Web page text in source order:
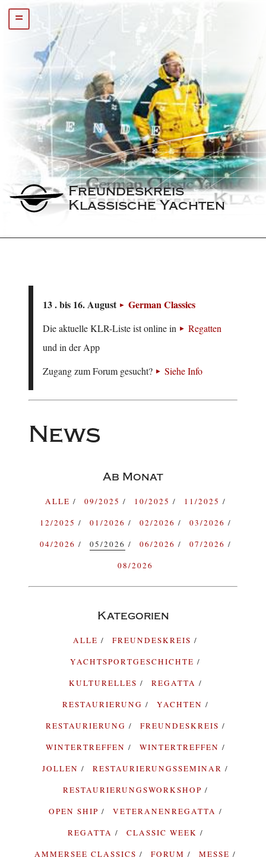
=
Freundeskreis
Klassische Yachten
13 . bis 16. August German Classics
Die aktuelle KLR-Liste ist online in
Regatten
und in der App
Zugang zum Forum gesucht?
Siehe Info
News
Ab Monat
ALLE 09/2025 10/2025
11/2025
12/2025
01/2026 02/2026
03/2026
04/2026
05/2026 06/2026
07/2026
08/2026
Kategorien
ALLE
FREUNDESKREIS
YACHTSPORTGESCHICHTE
KULTURELLES
REGATTA
RESTAURIERUNG
YACHTEN
RESTAURIERUNG
FREUNDESKREIS
WINTERTREFFEN
WINTERTREFFEN
JOLLEN
RESTAURIERUNGSSEMINAR
RESTAURIERUNGSWORKSHOP
OPEN SHIP
VETERANENREGATTA
REGATTA
CLASSIC WEEK
AMMERSEE CLASSICS
FORUM
MESSE